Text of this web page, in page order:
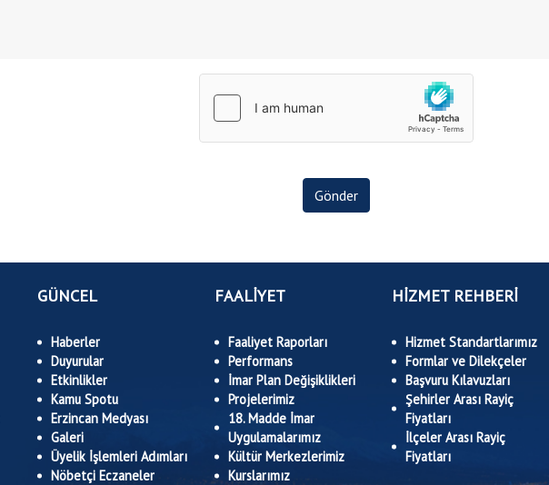
Gönder
GÜNCEL
Haberler
Duyurular
Etkinlikler
Kamu Spotu
Erzincan Medyası
Galeri
Üyelik İşlemleri Adımları
Nöbetçi Eczaneler
FAALİYET
Faaliyet Raporları
Performans
İmar Plan Değişiklikleri
Projelerimiz
18. Madde İmar
Uygulamalarımız
Kültür Merkezlerimiz
Kurslarımız
HİZMET REHBERİ
Hizmet Standartlarımız
Formlar ve Dilekçeler
Başvuru Kılavuzları
Şehirler Arası Rayiç
Fiyatları
İlçeler Arası Rayiç
Fiyatları